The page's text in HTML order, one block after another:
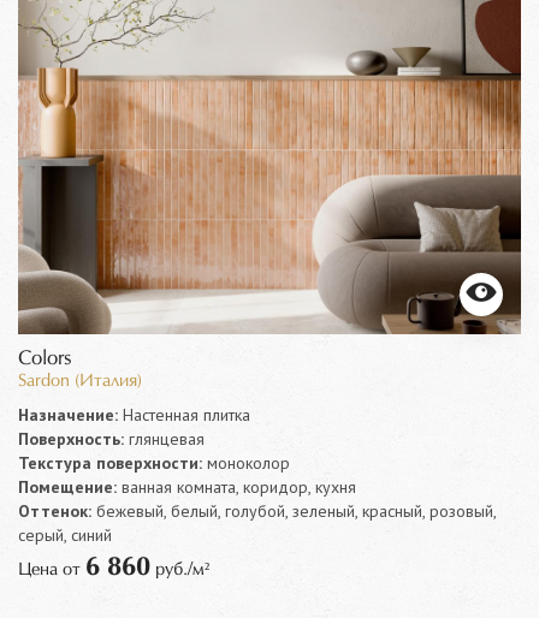
Colors
Sardon (Италия)
Назначение: Настенная плитка
Поверхность: глянцевая
Текстура поверхности: моноколор
Помещение: ванная комната, коридор, кухня
Оттенок: бежевый, белый, голубой, зеленый, красный, розовый,
серый, синий
Цена от 6 860 руб./м²